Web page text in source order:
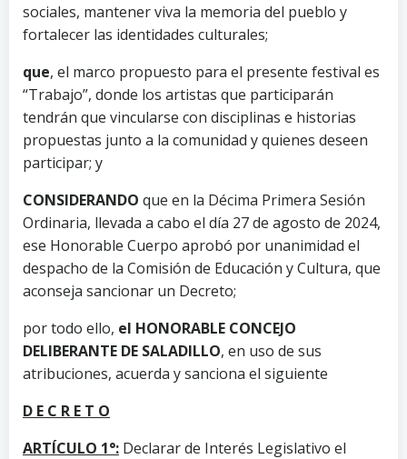
sociales, mantener viva la memoria del pueblo y
fortalecer las identidades culturales;
que, el marco propuesto para el presente festival es
“Trabajo”, donde los artistas que participarán
tendrán que vincularse con disciplinas e historias
propuestas junto a la comunidad y quienes deseen
participar; y
CONSIDERANDO que en la Décima Primera Sesión
Ordinaria, llevada a cabo el día 27 de agosto de 2024,
ese Honorable Cuerpo aprobó por unanimidad el
despacho de la Comisión de Educación y Cultura, que
aconseja sancionar un Decreto;
por todo ello, el HONORABLE CONCEJO
DELIBERANTE DE SALADILLO, en uso de sus
atribuciones, acuerda y sanciona el siguiente
D E C R E T O
ARTÍCULO 1°: Declarar de Interés Legislativo el